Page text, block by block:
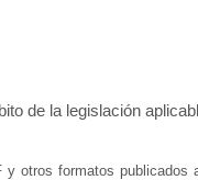
de la legislación
otros formatos